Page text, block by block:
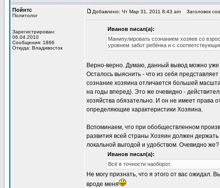
Пойнтс
Политолог
Зарегистрирован:
06.04.2010
Сообщения: 1866
Откуда: Владивосток
Добавлено: Чт Мар 31, 2011 8:43 am Заголовок
Иванов писал(а):
Манипулировать сознанием хозяев со
уровнем забот ребёнка и с
Верно-верно. Думаю, данный вывод можно уже
Осталось выяснить - что из себя
сознание хозяина отличается большей
на годы вперед). Это же очевидно -
хозяйства обязательно. И он не имеет права
определяющие характеристики Хозяина.
Вспоминаем, что при обобществленном
развития всей страны Хозяин должен
локальной выгодой и удобством. Очевидно же?
Иванов писал(а):
Всё в точности наоборот.
Не могу признать, что я этого от вас
вроде меня